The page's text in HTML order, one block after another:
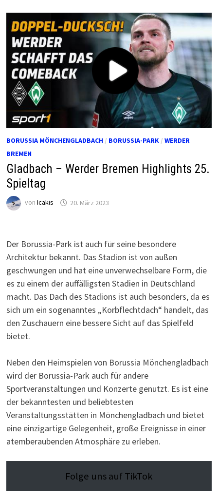
BORUSSIA MÖNCHENGLADBACH/ BORUSSIA-PARK/ WERDER
BREMEN
Gladbach – Werder Bremen Highlights 25.
Spieltag
von Icakis 20. März 2023
Der Borussia-Park ist auch für seine besondere
Architektur bekannt. Das Stadion ist von außen
geschwungen und hat eine unverwechselbare Form, die
es zu einem der auffälligsten Stadien in Deutschland
macht. Das Dach des Stadions ist auch besonders, da es
sich um ein sogenanntes „Korbflechtdach“ handelt, das
den Zuschauern eine bessere Sicht auf das Spielfeld
bietet.
Neben den Heimspielen von Borussia Mönchengladbach
wird der Borussia-Park auch für andere
Sportveranstaltungen und Konzerte genutzt. Es ist eine
der bekanntesten und beliebtesten
Veranstaltungsstätten in Mönchengladbach und bietet
eine einzigartige Gelegenheit, große Ereignisse in einer
atemberaubenden Atmosphäre zu erleben.
Folge uns auf TikTok